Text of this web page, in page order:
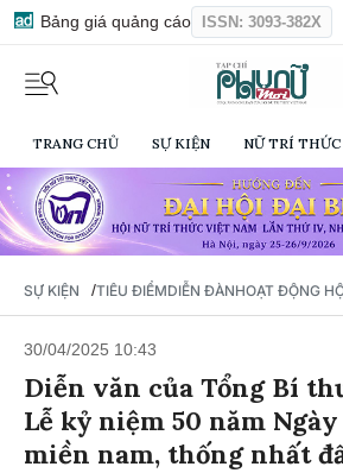
Bảng giá quảng cáo ISSN: 3093-382X
TRANG CHỦ SỰ KIỆN NỮ TRÍ THỨC
SỰ KIỆN /TIÊU ĐIỂMDIỄN ĐÀNHOẠT ĐỘNG
30/04/2025 10:43
Diễn văn của Tổng Bí
Lễ kỷ niệm 50 năm
miền nam, thống nhất